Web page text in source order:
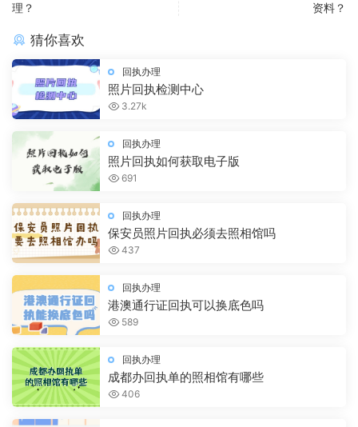
理？
资料？
猜你喜欢
回执办理
照片回执检测中心
3.27k
回执办理
照片回执如何获取电子版
691
回执办理
保安员照片回执必须去照相馆吗
437
回执办理
港澳通行证回执可以换底色吗
589
回执办理
成都办回执单的照相馆有哪些
406